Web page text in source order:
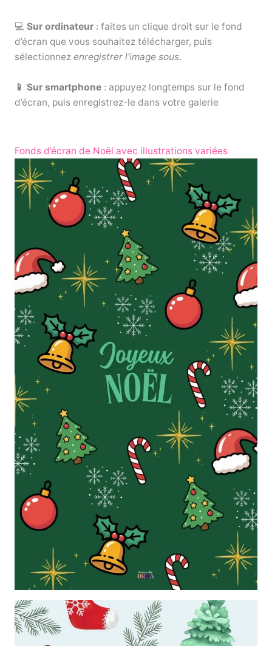
💻 Sur ordinateur: faites un clique droit sur le fond
d’écran que vous souhaitez télécharger, puis
sélectionnez enregistrer l’image sous.
📱 Sur smartphone: appuyez longtemps sur le fond
d’écran, puis enregistrez-le dans votre galerie
Fonds d’écran de Noël avec illustrations variées